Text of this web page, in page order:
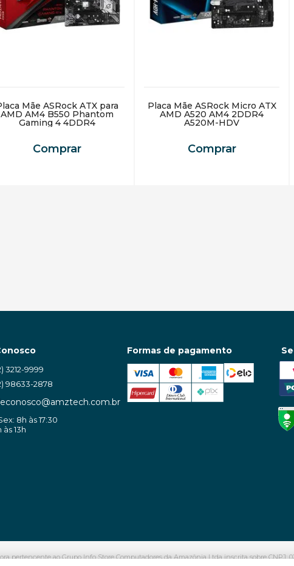
Mãe ASRock ATX para
AMD AM4 B550 Phantom
Gaming 4 4DDR4
Comprar
Placa Mãe ASRock Micro ATX
AMD A520 AM4 2DDR4
A520M-HDV
Comprar
3212-9999
98633-2878
8h às 17:30
às 13h
Formas de pagamento
pertencente ao Grupo Info Store Computadores da Amazônia Ltda inscrita sobre CNPJ: